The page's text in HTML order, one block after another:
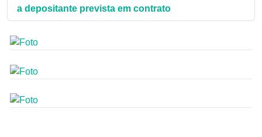
a depositante prevista em contrato